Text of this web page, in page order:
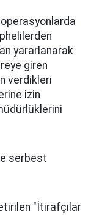
yararlanarak
giren
verdikleri
izin
serbest
"İtirafçılar